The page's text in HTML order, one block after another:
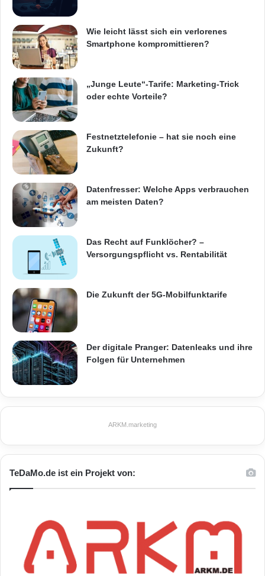
Wie leicht lässt sich ein verlorenes
Smartphone kompromittieren?
„Junge Leute“-Tarife: Marketing-Trick
oder echte Vorteile?
Festnetztelefonie – hat sie noch eine
Zukunft?
Datenfresser: Welche Apps verbrauchen
am meisten Daten?
Das Recht auf Funklöcher? –
Versorgungspflicht vs. Rentabilität
Die Zukunft der 5G-Mobilfunktarife
Der digitale Pranger: Datenleaks und ihre
Folgen für Unternehmen
ARKM.marketing
TeDaMo.de ist ein Projekt von: